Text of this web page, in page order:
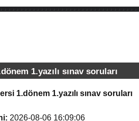
1.yazılı sınav soruları
1.dönem 1.yazılı sınav soruları
2026-08-06 16:09:06